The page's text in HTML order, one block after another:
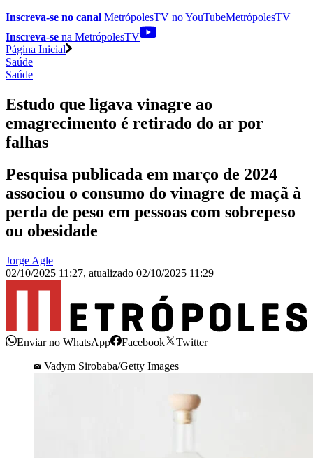
Inscreva-se no canal MetrópolesTV noYouTubeMetrópolesTV
Inscreva-se na MetrópolesTV
Página Inicial
Saúde
Saúde
Estudo que ligava vinagre ao
emagrecimento é retirado do ar por
falhas
Pesquisa publicada em março de 2024
associou o consumo do vinagre de maçã à
perda de peso em pessoas com sobrepeso
ou obesidade
Jorge Agle
02/10/2025 11:27, atualizado 02/10/2025 11:29
Enviar no WhatsApp Facebook
Twitter
Vadym Sirobaba/Getty Images